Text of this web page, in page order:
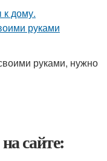
руками, нужно
сайте: